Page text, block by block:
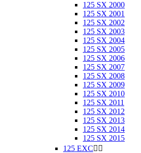
125 SX 2000
125 SX 2001
125 SX 2002
125 SX 2003
125 SX 2004
125 SX 2005
125 SX 2006
125 SX 2007
125 SX 2008
125 SX 2009
125 SX 2010
125 SX 2011
125 SX 2012
125 SX 2013
125 SX 2014
125 SX 2015
125 EXC 